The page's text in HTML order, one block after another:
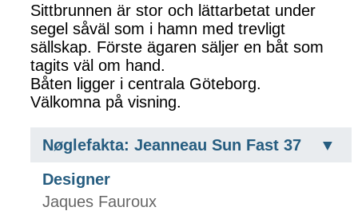
Sittbrunnen är stor och lättarbetat under
segel såväl som i hamn med trevligt
sällskap. Förste ägaren säljer en båt som
tagits väl om hand.
Båten ligger i centrala Göteborg.
Välkomna på visning.
Nøglefakta: Jeanneau Sun Fast 37
Designer
Jaques Fauroux